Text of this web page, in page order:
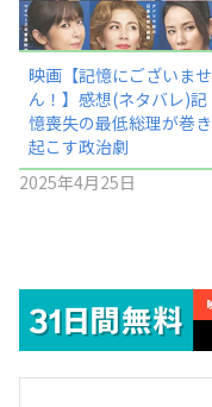
映画【記憶にございませ
ん！】感想(ネタバレ)記
憶喪失の最低総理が巻き
起こす政治劇
2025年4月25日